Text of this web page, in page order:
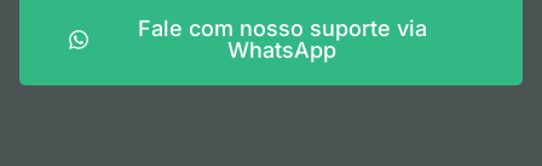
Fale com nosso suporte via
WhatsApp